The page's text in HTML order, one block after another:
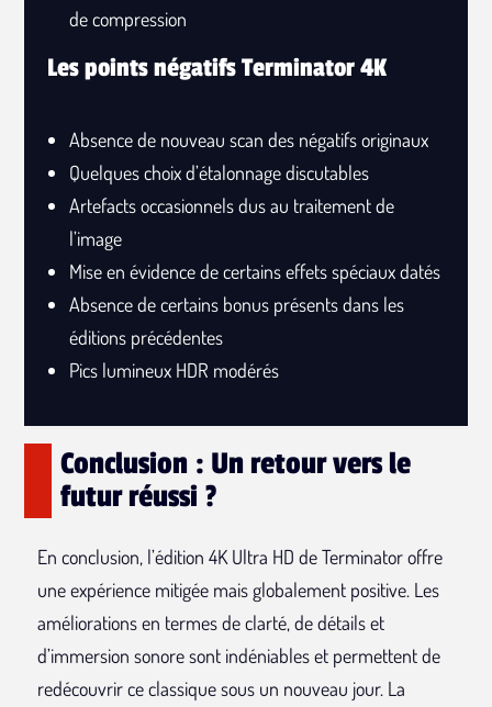
de compression
Les points négatifs Terminator 4K
Absence de nouveau scan des négatifs originaux
Quelques choix d’étalonnage discutables
Artefacts occasionnels dus au traitement de
l’image
Mise en évidence de certains effets spéciaux datés
Absence de certains bonus présents dans les
éditions précédentes
Pics lumineux HDR modérés
Conclusion : Un retour vers le
futur réussi ?
En conclusion, l’édition 4K Ultra HD de Terminator offre
une expérience mitigée mais globalement positive. Les
améliorations en termes de clarté, de détails et
d’immersion sonore sont indéniables et permettent de
redécouvrir ce classique sous un nouveau jour. La